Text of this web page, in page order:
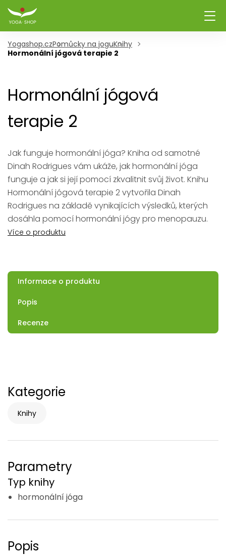
Yogashop.czPomůcky na joguKnihy
Hormonální jógová terapie 2
Hormonální jógová
terapie 2
Jak funguje hormonální jóga? Kniha od samotné
Dinah Rodrigues vám ukáže, jak hormonální jóga
funguje a jak si její pomocí zkvalitnit svůj život. Knihu
Hormonální jógová terapie 2 vytvořila Dinah
Rodrigues na základě vynikajících výsledků, kterých
dosáhla pomocí hormonální jógy pro menopauzu.
Více o produktu
Informace o produktu
Popis
Recenze
Kategorie
Knihy
Parametry
Typ knihy
hormonální jóga
Popis